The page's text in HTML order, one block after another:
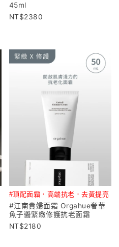
45ml
2380
#頂配面霜．高端抗老．去黃提亮
#江南貴婦面霜 Orgahue奢華
魚子醬緊緻修護抗老面霜
2180